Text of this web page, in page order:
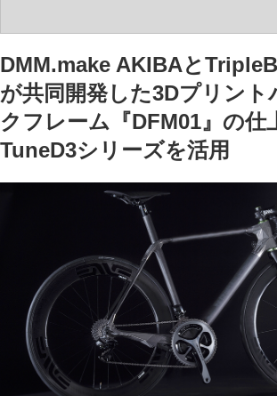
DMM.make AKIBAと
が共同開発した3Dプリント
クフレーム『DFM01』 の仕
TuneD3シリーズを活用